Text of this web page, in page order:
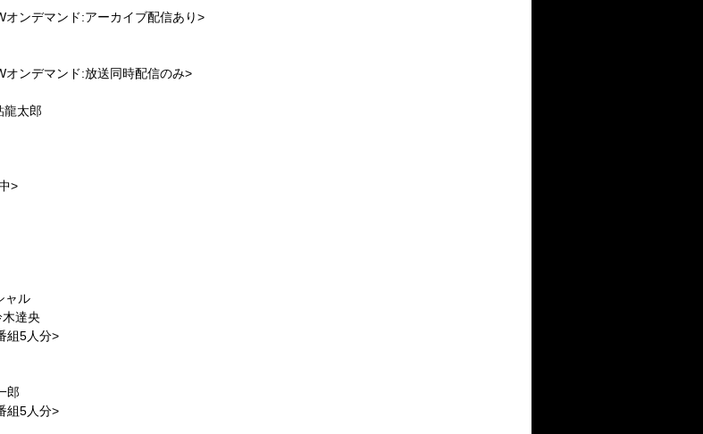
ンデマンド:アーカイブ配信あり>
ンデマンド:放送同時配信のみ>
龍太郎
>
ャル
達央
組5人分>
郎
組5人分>